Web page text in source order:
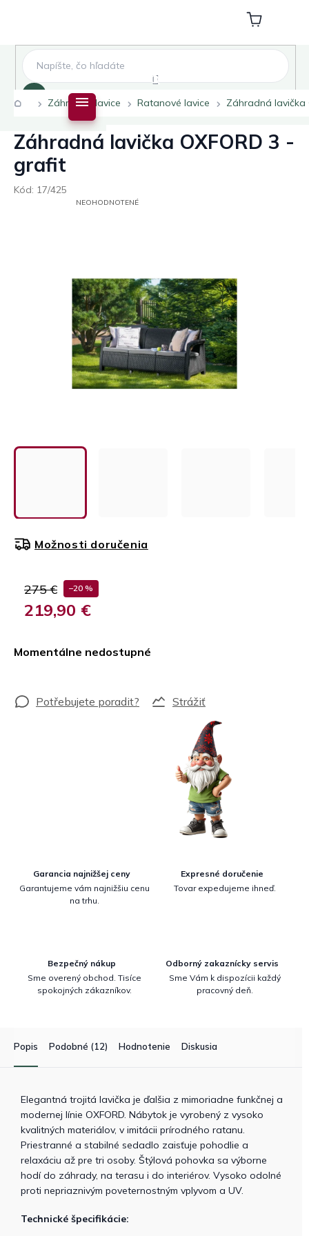
Nákupný
košík
DomovZáhradné lavice Ratanové lavice Záhradná lavička
Záhradná lavička OXFORD 3 -
grafit
Kód: 17/425
PRIEMERNÉ
HVIEZDIČIEK.
NEOHODNOTENÉ
275 € –20 %
219,90 €
Momentálne nedostupné
Možnosti doručenia
Strážiť
Garancia najnižšej ceny
Garantujeme vám najnižšiu cenu
na trhu.
Expresné doručenie
Tovar expedujeme ihneď.
Bezpečný nákup
Sme overený obchod. Tisíce
spokojných zákazníkov.
Odborný zakaznícky servis
Sme Vám k dispozícii každý
pracovný deň.
Popis Podobné (12) Hodnotenie Diskusia
Elegantná trojitá lavička je ďalšia z mimoriadne funkčnej a
modernej línie OXFORD. Nábytok je vyrobený z vysoko
kvalitných materiálov, v imitácii prírodného ratanu.
Priestranné a stabilné sedadlo zaisťuje pohodlie a
relaxáciu až pre tri osoby. Štýlová pohovka sa výborne
hodí do záhrady, na terasu i do interiérov. Vysoko odolné
proti nepriaznivým poveternostným vplyvom a UV.
Technické špecifikácie: